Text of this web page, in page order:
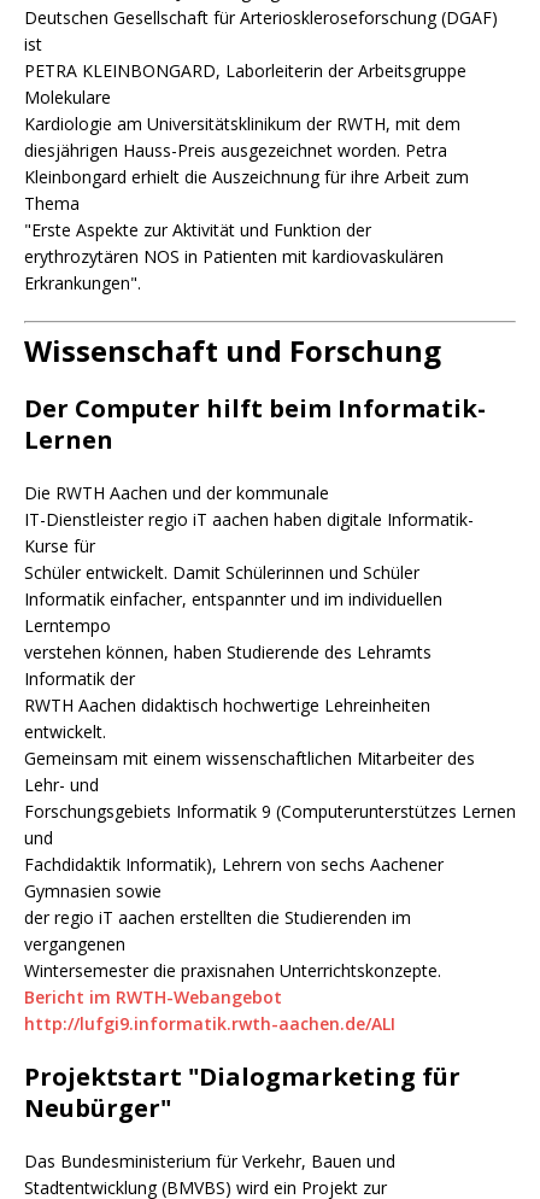
Deutschen Gesellschaft für Arterioskleroseforschung (DGAF)
ist
PETRA KLEINBONGARD, Laborleiterin der Arbeitsgruppe
Molekulare
Kardiologie am Universitätsklinikum der RWTH, mit dem
diesjährigen Hauss-Preis ausgezeichnet worden. Petra
Kleinbongard erhielt die Auszeichnung für ihre Arbeit zum
Thema
"Erste Aspekte zur Aktivität und Funktion der
erythrozytären NOS in Patienten mit kardiovaskulären
Erkrankungen".
Wissenschaft und Forschung
Der Computer hilft beim Informatik-
Lernen
Die RWTH Aachen und der kommunale
IT-Dienstleister regio iT aachen haben digitale Informatik-
Kurse für
Schüler entwickelt. Damit Schülerinnen und Schüler
Informatik einfacher, entspannter und im individuellen
Lerntempo
verstehen können, haben Studierende des Lehramts
Informatik der
RWTH Aachen didaktisch hochwertige Lehreinheiten
entwickelt.
Gemeinsam mit einem wissenschaftlichen Mitarbeiter des
Lehr- und
Forschungsgebiets Informatik 9 (Computerunterstützes Lernen
und
Fachdidaktik Informatik), Lehrern von sechs Aachener
Gymnasien sowie
der regio iT aachen erstellten die Studierenden im
vergangenen
Wintersemester die praxisnahen Unterrichtskonzepte.
Bericht im RWTH-Webangebot
http://lufgi9.informatik.rwth-aachen.de/ALI
Projektstart "Dialogmarketing für
Neubürger"
Das Bundesministerium für Verkehr, Bauen und
Stadtentwicklung (BMVBS) wird ein Projekt zur